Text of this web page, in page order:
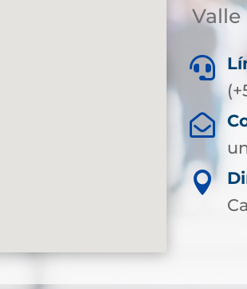
Valle


